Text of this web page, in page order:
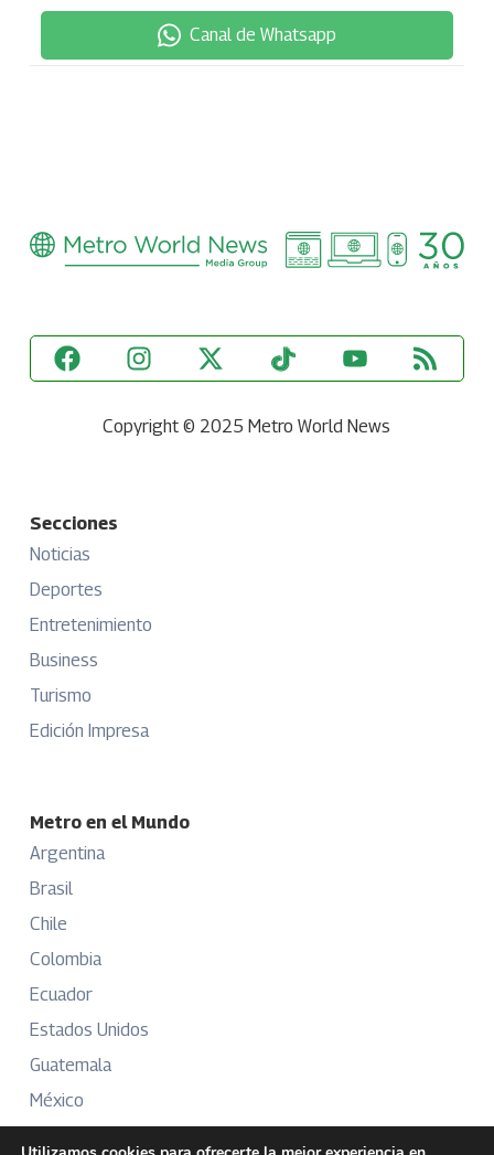
Canal de Whatsapp
Copyright © 2025 Metro World News
Secciones
Noticias
Deportes
Entretenimiento
Business
Turismo
Edición Impresa
Metro en el Mundo
Argentina
Brasil
Chile
Colombia
Ecuador
Estados Unidos
Guatemala
México